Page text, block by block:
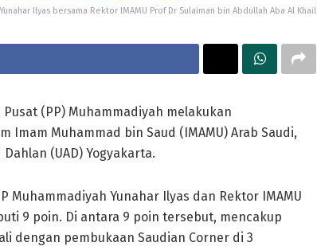
Ilyas bersama Rektor IMAMU Prof Dr Sulaiman bin Abdullah Aba Al Khail
Pusat (PP) Muhammadiyah melakukan
Imam Muhammad bin Saud (IMAMU) Arab Saudi,
(UAD) Yogyakarta.
Yunahar Ilyas dan Rektor IMAMU
9 poin. Di antara 9 poin tersebut, mencakup
dengan pembukaan Saudian Corner di 3